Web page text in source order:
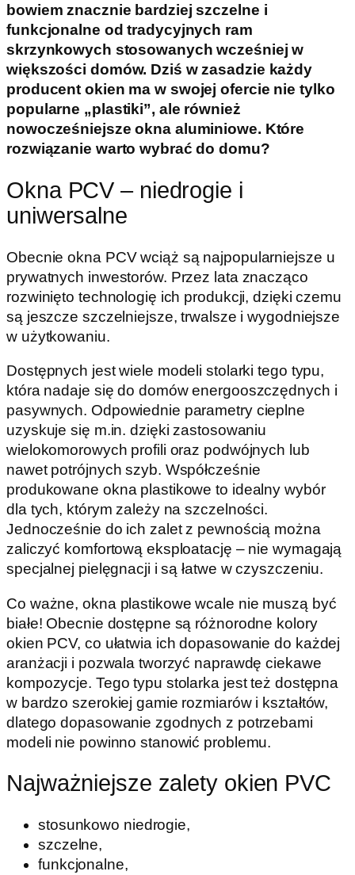
bowiem znacznie bardziej szczelne i
funkcjonalne od tradycyjnych ram
skrzynkowych stosowanych wcześniej w
większości domów. Dziś w zasadzie każdy
producent okien ma w swojej ofercie nie tylko
popularne „plastiki”, ale również
nowocześniejsze okna aluminiowe. Które
rozwiązanie warto wybrać do domu?
Okna PCV – niedrogie i
uniwersalne
Obecnie okna PCV wciąż są najpopularniejsze u
prywatnych inwestorów. Przez lata znacząco
rozwinięto technologię ich produkcji, dzięki czemu
są jeszcze szczelniejsze, trwalsze i wygodniejsze
w użytkowaniu.
Dostępnych jest wiele modeli stolarki tego typu,
która nadaje się do domów energooszczędnych i
pasywnych. Odpowiednie parametry cieplne
uzyskuje się m.in. dzięki zastosowaniu
wielokomorowych profili oraz podwójnych lub
nawet potrójnych szyb. Współcześnie
produkowane okna plastikowe to idealny wybór
dla tych, którym zależy na szczelności.
Jednocześnie do ich zalet z pewnością można
zaliczyć komfortową eksploatację – nie wymagają
specjalnej pielęgnacji i są łatwe w czyszczeniu.
Co ważne, okna plastikowe wcale nie muszą być
białe! Obecnie dostępne są różnorodne kolory
okien PCV, co ułatwia ich dopasowanie do każdej
aranżacji i pozwala tworzyć naprawdę ciekawe
kompozycje. Tego typu stolarka jest też dostępna
w bardzo szerokiej gamie rozmiarów i kształtów,
dlatego dopasowanie zgodnych z potrzebami
modeli nie powinno stanowić problemu.
Najważniejsze zalety okien PVC
stosunkowo niedrogie,
szczelne,
funkcjonalne,